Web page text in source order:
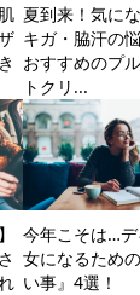
夏到来！気に
キガ・脇汗の
おすすめのプ
トクリ...
今年こそは…デ
女になるため
い事』4選！